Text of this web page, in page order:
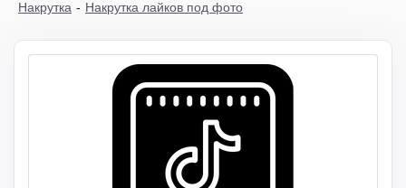
Накрутка - Накрутка лайков под фото